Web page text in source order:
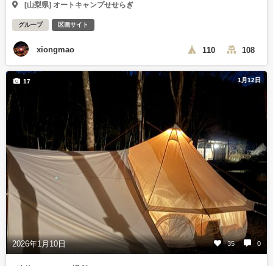
[山梨県] オートキャンプせせらぎ
グループ 区画サイト
xiongmao 110 108
1月12日
2026年1月10日 35 0
17